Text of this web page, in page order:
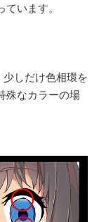
います。
しだけ色相環を
殊なカラーの場